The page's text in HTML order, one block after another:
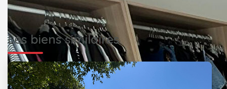
Les biens similaires